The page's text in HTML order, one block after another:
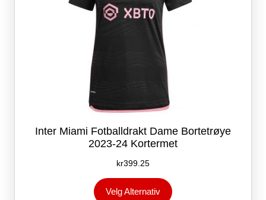
Inter Miami Fotballdrakt Dame Bortetrøye
2023-24 Kortermet
kr399.25
Velg Alternativ
produktet